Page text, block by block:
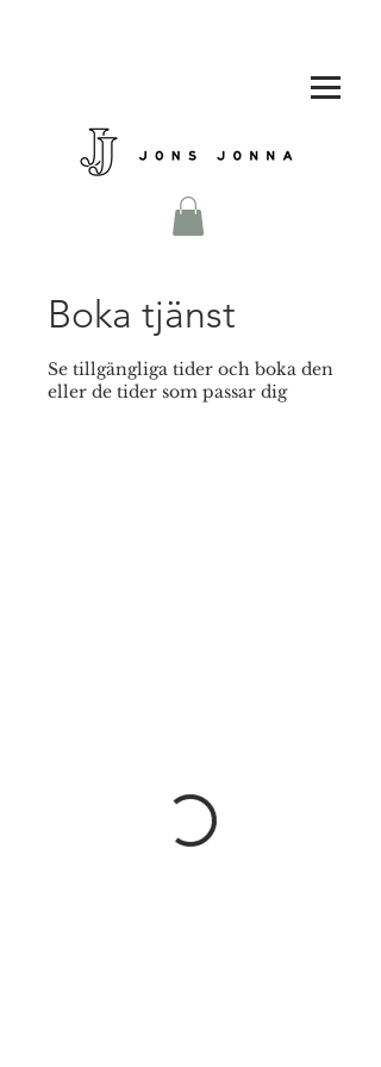
Boka tjänst
Se tillgängliga tider och boka den
eller de tider som passar dig